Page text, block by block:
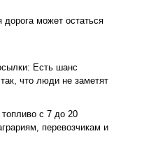
может остаться
Есть шанс
что люди не заметят
топливо с 7 до 20
перевозчикам и